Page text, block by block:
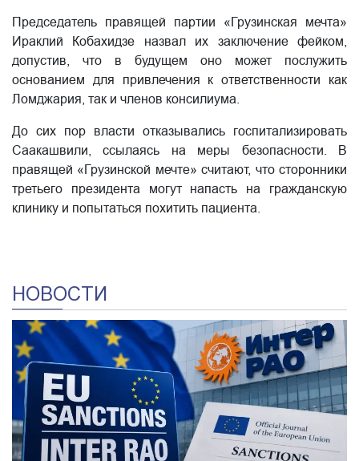
Председатель правящей партии «Грузинская мечта»
Ираклий Кобахидзе назвал их заключение фейком,
допустив, что в будущем оно может послужить
основанием для привлечения к ответственности как
Ломджария, так и членов консилиума.
До сих пор власти отказывались госпитализировать
Саакашвили, ссылаясь на меры безопасности. В
правящей «Грузинской мечте» считают, что сторонники
третьего президента могут напасть на гражданскую
клинику и попытаться похитить пациента.
НОВОСТИ